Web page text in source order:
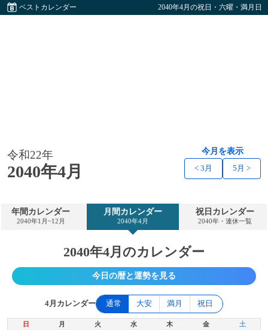
ベストカレンダー 2040年4月の祝日・六曜・満月日
令和22年
2040年4月
今月を表示
< 3月 5月 >
年間カレンダー
2040年1月~12月
月間カレンダー
2040年4月
祝日カレンダー
2040年・連休一覧
2040年4月のカレンダー
今日の暦と運勢を見る
4月カレンダー 通常 大安 満月 祝日
日 月 火 水 木 金 土